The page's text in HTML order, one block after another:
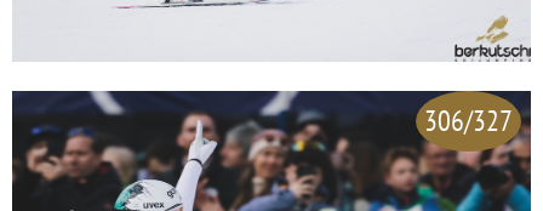
306/327